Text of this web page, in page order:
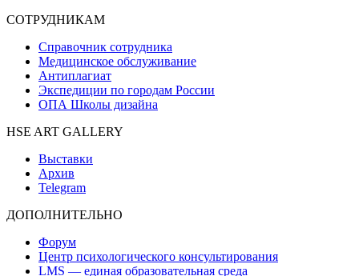
СОТРУДНИКАМ
Справочник сотрудника
Медицинское обслуживание
Антиплагиат
Экспедиции по городам России
ОПА Школы дизайна
HSE ART GALLERY
Выставки
Архив
Telegram
ДОПОЛНИТЕЛЬНО
Форум
Центр психологического консультирования
LMS — единая образовательная среда